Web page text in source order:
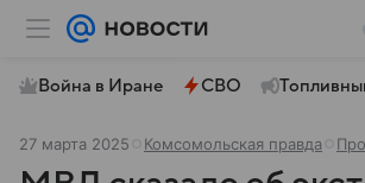
Война в Иране СВО
27 марта 2025 Комсомольская правда